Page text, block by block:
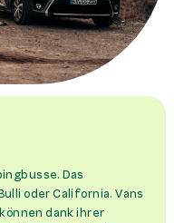
Das
oder California. Vans
dank ihrer